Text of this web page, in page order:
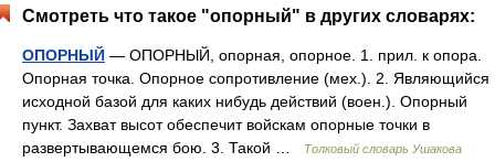
Смотреть что такое "опорный" в других словарях:
ОПОРНЫЙ — ОПОРНЫЙ, опорная, опорное. 1. прил. к опора.
Опорная точка. Опорное сопротивление (мех.). 2. Являющийся
исходной базой для каких нибудь действий (воен.). Опорный
пункт. Захват высот обеспечит войскам опорные точки в
развертывающемся бою. 3. Такой …
Толковый словарь Ушакова